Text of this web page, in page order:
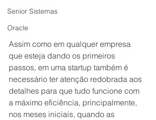
Senior Sistemas
Oracle
Assim como em qualquer empresa
que esteja dando os primeiros
passos, em uma startup também é
necessário ter atenção redobrada aos
detalhes para que tudo funcione com
a máximo eficiência, principalmente,
nos meses iniciais, quando as